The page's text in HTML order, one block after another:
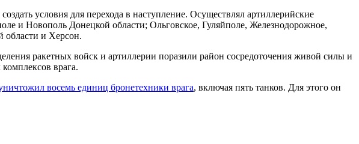
условия для перехода в наступление. Осуществлял артиллерийские
и Новополь Донецкой области; Ольговское, Гуляйполе, Железнодорожное,
области и Херсон.
ракетных войск и артиллерии поразили район сосредоточения живой силы и
врага.
восемь единиц бронетехники врага, включая пять танков. Для этого он